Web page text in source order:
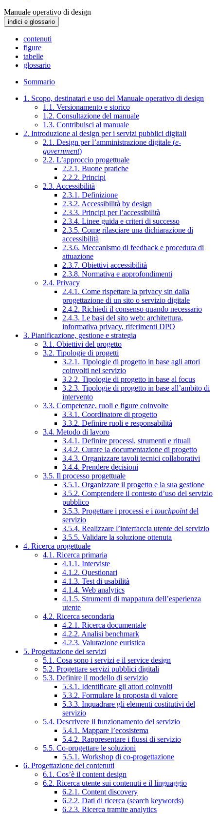
Manuale operativo di design
indici e glossario
contenuti
figure
tabelle
glossario
Sommario
1. Scopo, destinatari e uso del Manuale operativo di design
1.1. Versionamento e storico
1.2. Consultazione del manuale
1.3. Contribuisci al manuale
2. Introduzione al design per i servizi pubblici digitali
2.1. Design per l’amministrazione digitale (e-
government)
2.2. L’approccio progettuale
2.2.1. Buone pratiche
2.2.2. Principi
2.3. Accessibilità
2.3.1. Definizione
2.3.2. Accessibilità by design
2.3.3. Principi per l’accessibilità
2.3.4. Linee guida e criteri di successo
2.3.5. Come rilasciare una dichiarazione di
accessibilità
2.3.6. Meccanismo di feedback e procedura di
attuazione
2.3.7. Obiettivi accessibilità
2.3.8. Normativa e approfondimenti
2.4. Privacy
2.4.1. Come rispettare la privacy sin dalla
progettazione di un sito o servizio digitale
2.4.2. Richiedi il consenso quando necessario
2.4.3. Le basi del sito web: architettura,
informativa privacy, riferimenti DPO
3. Pianificazione, gestione e strategia
3.1. Obiettivi del progetto
3.2. Tipologie di progetti
3.2.1. Tipologie di progetto in base agli attori
coinvolti nel servizio
3.2.2. Tipologie di progetto in base al focus
3.2.3. Tipologie di progetto in base all’ambito di
intervento
3.3. Competenze, ruoli e figure coinvolte
3.3.1. Coordinatore di progetto
3.3.2. Definire ruoli e responsabilità
3.4. Metodo di lavoro
3.4.1. Definire processi, strumenti e rituali
3.4.2. Curare la documentazione di progetto
3.4.3. Organizzare tavoli tecnici collaborativi
3.4.4. Prendere decisioni
3.5. Il processo progettuale
3.5.1. Organizzare il progetto e la sua gestione
3.5.2. Comprendere il contesto d’uso del servizio
pubblico
3.5.3. Progettare i processi e i touchpointdel
servizio
3.5.4. Realizzare l’interfaccia utente del servizio
3.5.5. Validare la soluzione ottenuta
4. Ricerca progettuale
4.1. Ricerca primaria
4.1.1. Interviste
4.1.2. Questionari
4.1.3. Test di usabilità
4.1.4. Web analytics
4.1.5. Strumenti di mappatura dell’esperienza
utente
4.2. Ricerca secondaria
4.2.1. Ricerca documentale
4.2.2. Analisi benchmark
4.2.3. Valutazione euristica
5. Progettazione dei servizi
5.1. Cosa sono i servizi e il service design
5.2. Progettare servizi pubblici digitali
5.3. Definire il modello di servizio
5.3.1. Identificare gli attori coinvolti
5.3.2. Formulare la proposta di valore
5.3.3. Inquadrare gli elementi costitutivi del
servizio
5.4. Descrivere il funzionamento del servizio
5.4.1. Mappare l’ecosistema
5.4.2. Rappresentare i flussi di servizio
5.5. Co-progettare le soluzioni
5.5.1. Workshop di co-progettazione
6. Progettazione dei contenuti
6.1. Cos’è il content design
6.2. Ricerca utente sui contenuti e il linguaggio
6.2.1. Content discovery
6.2.2. Dati di ricerca (search keywords)
6.2.3. Ricerca tramite analytics